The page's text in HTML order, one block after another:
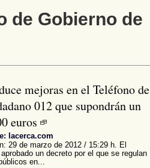
de Gobierno de
mejoras en el Teléfono de
012 que supondrán un
euros
lacerca.com
29 de marzo de 2012 / 15:29 h. El
un decreto por el que se regulan
en...